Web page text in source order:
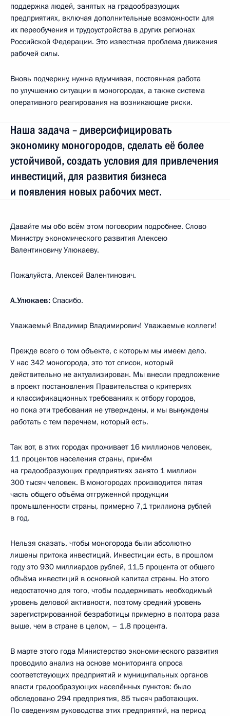
поддержка людей, занятых на градообразующих
предприятиях, включая дополнительные возможности для
их переобучения и трудоустройства в других регионах
Российской Федерации. Это известная проблема движения
рабочей силы.
Вновь подчеркну, нужна вдумчивая, постоянная работа
по улучшению ситуации в моногородах, а также система
оперативного реагирования на возникающие риски.
Наша задача – диверсифицировать
экономику моногородов, сделать её более
устойчивой, создать условия для привлечения
инвестиций, для развития бизнеса
и появления новых рабочих мест.
Давайте мы обо всём этом поговорим подробнее. Слово
Министру экономического развития Алексею
Валентиновичу Улюкаеву.
Пожалуйста, Алексей Валентинович.
А.Улюкаев: Спасибо.
Уважаемый Владимир Владимирович! Уважаемые коллеги!
Прежде всего о том объекте, с которым мы имеем дело.
У нас 342 моногорода, это тот список, который
действительно не актуализирован. Мы внесли предложение
в проект постановления Правительства о критериях
и классификационных требованиях к отбору городов,
но пока эти требования не утверждены, и мы вынуждены
работать с тем перечнем, который есть.
Так вот, в этих городах проживает 16 миллионов человек,
11 процентов населения страны, причём
на градообразующих предприятиях занято 1 миллион
300 тысяч человек. В моногородах производится пятая
часть общего объёма отгруженной продукции
промышленности страны, примерно 7,1 триллиона рублей
в год.
Нельзя сказать, чтобы моногорода были абсолютно
лишены притока инвестиций. Инвестиции есть, в прошлом
году это 930 миллиардов рублей, 11,5 процента от общего
объёма инвестиций в основной капитал страны. Но этого
недостаточно для того, чтобы поддерживать необходимый
уровень деловой активности, поэтому средний уровень
зарегистрированной безработицы примерно в полтора раза
выше, чем в стране в целом, – 1,8 процента.
В марте этого года Министерство экономического развития
проводило анализ на основе мониторинга опроса
соответствующих предприятий и муниципальных органов
власти градообразующих населённых пунктов: было
обследовано 294 предприятия, 85 тысяч работающих.
По сведениям руководства этих предприятий, на период